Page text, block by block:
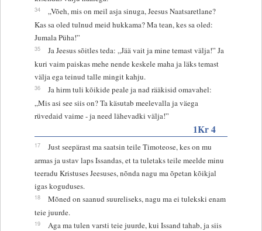
34
„Võeh, mis on meil asja sinuga, Jeesus Naatsaretlane?
Kas sa oled tulnud meid hukkama? Ma tean, kes sa oled:
Jumala Püha!”
35
Ja Jeesus sõitles teda: „Jää vait ja mine temast välja!” Ja
kuri vaim paiskas mehe nende keskele maha ja läks temast
välja ega teinud talle mingit kahju.
36
Ja hirm tuli kõikide peale ja nad rääkisid omavahel:
„Mis asi see siis on? Ta käsutab meelevalla ja väega
rüvedaid vaime - ja need lähevadki välja!”
1Kr 4
17
Just seepärast ma saatsin teile Timoteose, kes on mu
armas ja ustav laps Issandas, et ta tuletaks teile meelde minu
teeradu Kristuses Jeesuses, nõnda nagu ma õpetan kõikjal
igas koguduses.
18
Mõned on saanud suureliseks, nagu ma ei tulekski enam
teie juurde.
19
Aga ma tulen varsti teie juurde, kui Issand tahab, ja siis